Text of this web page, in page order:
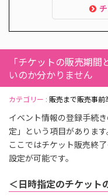
「チケットの販売期
いのか分かりません
カテゴリー : 販売まで販売事前
イベント情報の登録手続
定」という項目があります
ここではチケット販売終
設定が可能です。
＜日時指定のチケット